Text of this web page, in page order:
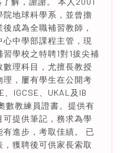
地球科學系，並曾擔
成為全職補習教師，
中學部課程主管，現
學校之特聘1對1拔尖補
數理科目，尤擅長教授
，屢有學生在公開考
、IGCSE、UKAL及IB
數教練員證書。提供有
提供筆記，務求為學
進步，考取佳績。 已
獲聘後可供家長索取